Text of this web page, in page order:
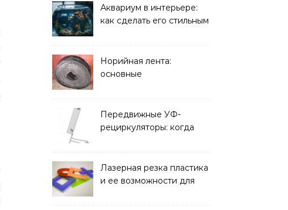
решать
Аквариум в интерьере:
как сделать его стильным
Норийная лента:
основные
и советы по выбору
Передвижные УФ-
рециркуляторы: когда
Лазерная резка пластика
и ее возможности для